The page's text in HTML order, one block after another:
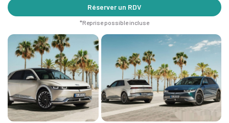
Réserver un RDV
*Reprise possible incluse